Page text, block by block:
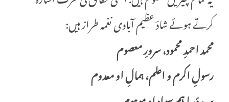
کرتے ہوئے شادؔ عظیم آبادی نغمہ طراز ہیں:
محمد احمدِ محمود، سرورِ معصوم
رسولِ اکرم و اعلم، ہمالِ او معدوم